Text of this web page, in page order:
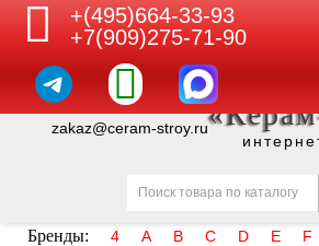
+(495)664-33-93
+7(909)275-71-90
zakaz@ceram-stroy.ru
Бренды: 4 A B C D E F